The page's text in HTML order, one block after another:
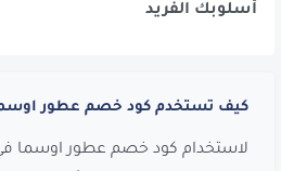
أسلوبك الفريد
كيف تستخدم كود خصم عطور
لاستخدام كود خصم عطور اوسما في